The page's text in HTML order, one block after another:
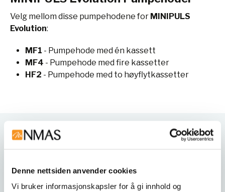
Denne nettsiden anvender cookies
Vi bruker informasjonskapsler for å gi innhold og
Velg mellom disse pumpehodene for MINIPULS
Evolution:
MF1 - Pumpehode med én kassett
MF4 - Pumpehode med fire kassetter
HF2 - Pumpehode med to høyflytkassetter
Tekniske data